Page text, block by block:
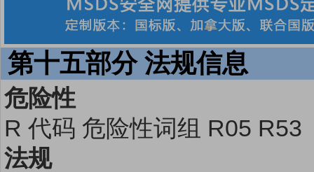
第十五部分 法规信息
危险性
R 代码 危险性词组 R05 R53
法规